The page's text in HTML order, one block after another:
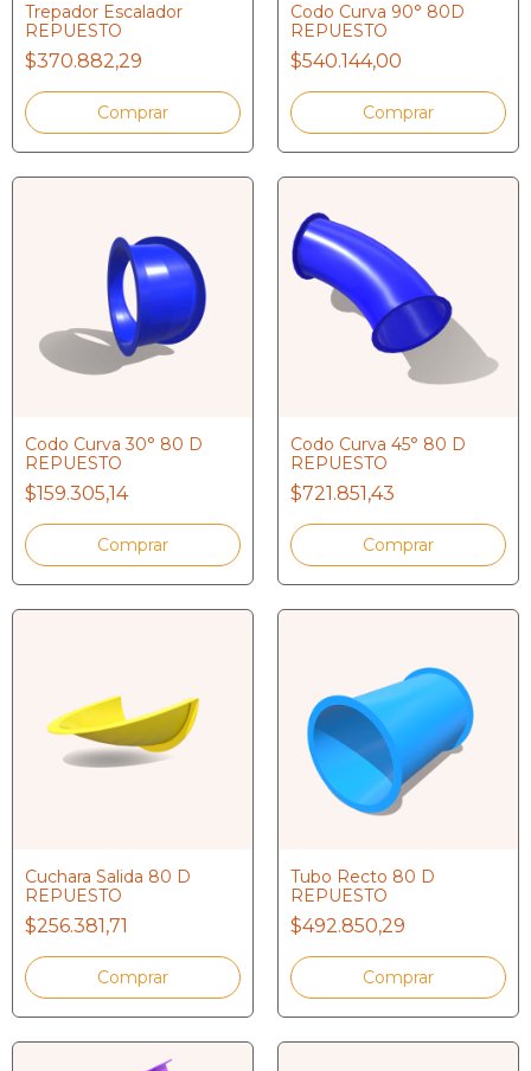
Trepador Escalador
REPUESTO
$370.882,29
Codo Curva 90° 80D
REPUESTO
$540.144,00
Codo Curva 30° 80 D
REPUESTO
$159.305,14
Codo Curva 45° 80 D
REPUESTO
$721.851,43
Cuchara Salida 80 D
REPUESTO
$256.381,71
Tubo Recto 80 D
REPUESTO
$492.850,29